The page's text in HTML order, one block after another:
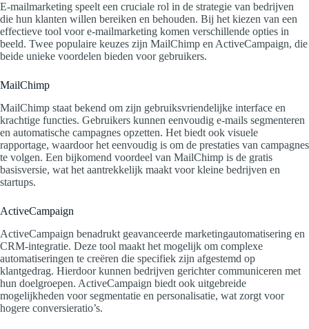
E-mailmarketing speelt een cruciale rol in de strategie van bedrijven
die hun klanten willen bereiken en behouden. Bij het kiezen van een
effectieve tool voor e-mailmarketing komen verschillende opties in
beeld. Twee populaire keuzes zijn MailChimp en ActiveCampaign, die
beide unieke voordelen bieden voor gebruikers.
MailChimp
MailChimp staat bekend om zijn gebruiksvriendelijke interface en
krachtige functies. Gebruikers kunnen eenvoudig e-mails segmenteren
en automatische campagnes opzetten. Het biedt ook visuele
rapportage, waardoor het eenvoudig is om de prestaties van campagnes
te volgen. Een bijkomend voordeel van MailChimp is de gratis
basisversie, wat het aantrekkelijk maakt voor kleine bedrijven en
startups.
ActiveCampaign
ActiveCampaign benadrukt geavanceerde marketingautomatisering en
CRM-integratie. Deze tool maakt het mogelijk om complexe
automatiseringen te creëren die specifiek zijn afgestemd op
klantgedrag. Hierdoor kunnen bedrijven gerichter communiceren met
hun doelgroepen. ActiveCampaign biedt ook uitgebreide
mogelijkheden voor segmentatie en personalisatie, wat zorgt voor
hogere conversieratio’s.